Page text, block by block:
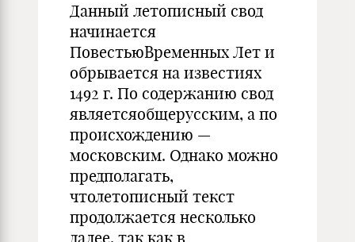
Данный летописный свод
начинается
ПовестьюВременных Лет и
обрывается на известиях
1492 г. По содержанию свод
являетсяобщерусским, а по
происхождению —
московским. Однако можно
предполагать,
чтолетописный текст
продолжается несколько
далее, так как в